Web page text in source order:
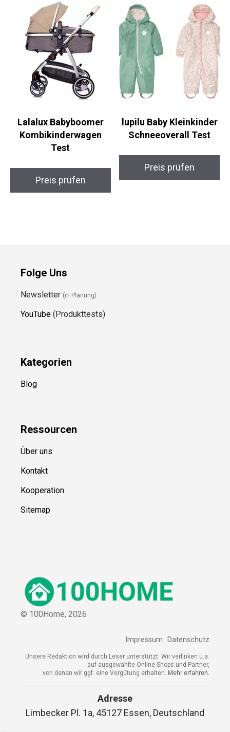
Lalalux Babyboomer
Kombikinderwagen
Test
Preis prüfen
lupilu Baby Kleinkinder
Schneeoverall Test
Preis prüfen
Folge Uns
Newsletter (in Planung)
YouTube (Produkttests)
Kategorien
Blog
Ressourcen
Über uns
Kontakt
Kooperation
Sitemap
© 100Home, 2026
Impressum Datenschutz
Unsere Redaktion wird durch Leser unterstützt. Wir verlinken u.a.
auf ausgewählte Online-Shops und Partner,
von denen wir ggf. eine Vergütung erhalten. Mehr erfahren.
Adresse
Limbecker Pl. 1a, 45127 Essen, Deutschland